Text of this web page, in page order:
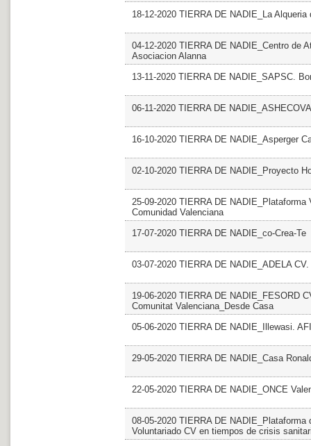
18-12-2020 TIERRA DE NADIE_La Alqueria
04-12-2020 TIERRA DE NADIE_Centro de
Asociacion Alanna
13-11-2020 TIERRA DE NADIE_SAPSC.
06-11-2020 TIERRA DE
16-10-2020 TIERRA DE NADIE_Asperger
02-10-2020 TIERRA DE NADIE_Proyecto
25-09-2020 TIERRA DE
Comunidad Valenciana
17-07-2020 TIERRA DE NADIE_co-Crea-Te
03-07-2020 TIERRA DE NADIE_ADELA
19-06-2020 TIERRA DE NADIE_FESORD
Comunitat Valenciana_Desde Casa
05-06-2020 TIERRA DE NADIE_Illewasi.
29-05-2020 TIERRA DE NADIE_Casa
22-05-2020 TIERRA DE NADIE_ONCE
08-05-2020 TIERRA DE
Voluntariado CV en tiempos de crisis